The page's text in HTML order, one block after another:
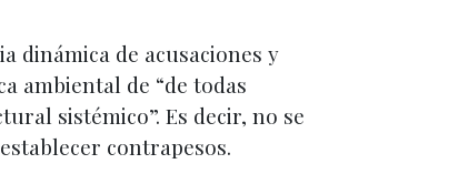
dinámica de acusaciones y
ambiental de “de todas
sistémico”. Es decir, no se
contrapesos.